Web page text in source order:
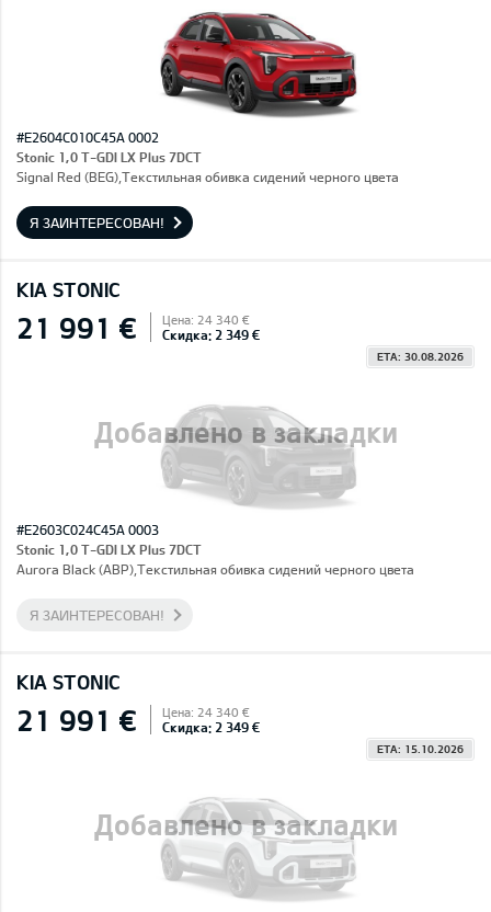
#E2604C010C45A 0002
Stonic 1,0 T-GDI LX Plus 7DCT
Signal Red (BEG),Текстильная обивка сидений черного цвета
Я ЗАИНТЕРЕСОВАН!
KIA STONIC
Добавлено в закладки
21 991 € Цена: 24 340 €
Скидка: 2 349 €
ETA: 30.08.2026
#E2603C024C45A 0003
Stonic 1,0 T-GDI LX Plus 7DCT
Aurora Black (ABP),Текстильная обивка сидений черного цвета
Я ЗАИНТЕРЕСОВАН!
KIA STONIC
Добавлено в закладки
21 991 € Цена: 24 340 €
Скидка: 2 349 €
ETA: 15.10.2026